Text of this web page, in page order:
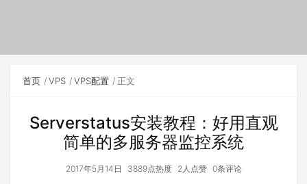
首页 VPS VPS配置 正文
Serverstatus安装教程：好用直观
简单的多服务器监控系统
2017年5月14日 3889点热度 2人点赞 0条评论